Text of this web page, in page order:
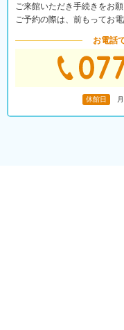
ご来館いただき手続きをお願
ご予約の際は、前もってお
お電話
休館日